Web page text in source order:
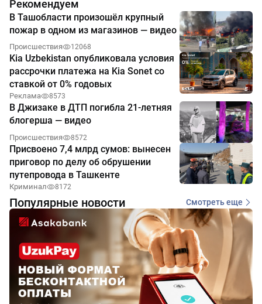
Рекомендуем
В Ташобласти произошёл крупный
пожар в одном из магазинов — видео
Происшествия 12068
Kia Uzbekistan опубликовала условия
рассрочки платежа на Kia Sonet со
ставкой от 0% годовых
Реклама 8573
В Джизаке в ДТП погибла 21-летняя
блогерша — видео
Происшествия 8572
Присвоено 7,4 млрд сумов: вынесен
приговор по делу об обрушении
путепровода в Ташкенте
Криминал 8172
Популярные новости Смотреть еще